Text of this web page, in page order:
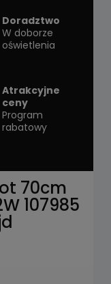
Doradztwo
W doborze
oświetlenia
Atrakcyjne
ceny
Program
rabatowy
70cm
107985